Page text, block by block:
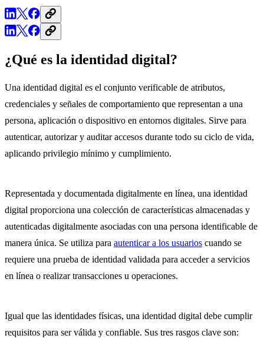
¿Qué es la identidad digital?
Una identidad digital es el conjunto verificable de atributos,
credenciales y señales de comportamiento que representan a una
persona, aplicación o dispositivo en entornos digitales. Sirve para
autenticar, autorizar y auditar accesos durante todo su ciclo de vida,
aplicando privilegio mínimo y cumplimiento.
Representada y documentada digitalmente en línea, una identidad
digital proporciona una colección de características almacenadas y
autenticadas digitalmente asociadas con una persona identificable de
manera única. Se utiliza para autenticar a los usuarios cuando se
requiere una prueba de identidad validada para acceder a servicios
en línea o realizar transacciones u operaciones.
Igual que las identidades físicas, una identidad digital debe cumplir
requisitos para ser válida y confiable. Sus tres rasgos clave son: